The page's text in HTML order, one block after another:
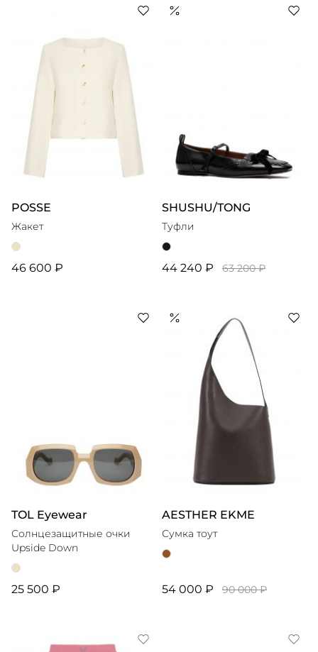
POSSE
Жакет
46 600 ₽
SHUSHU/TONG
Туфли
44 240 ₽ 63 200 ₽
TOL Eyewear
Солнцезащитные очки
Upside Down
25 500 ₽
AESTHER EKME
Сумка тоут
54 000 ₽ 90 000 ₽